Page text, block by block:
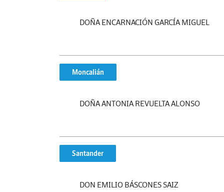
DOÑA ENCARNACIÓN GARCÍA MIGUEL
Moncalián
DOÑA ANTONIA REVUELTA ALONSO
Santander
DON EMILIO BÁSCONES SAIZ